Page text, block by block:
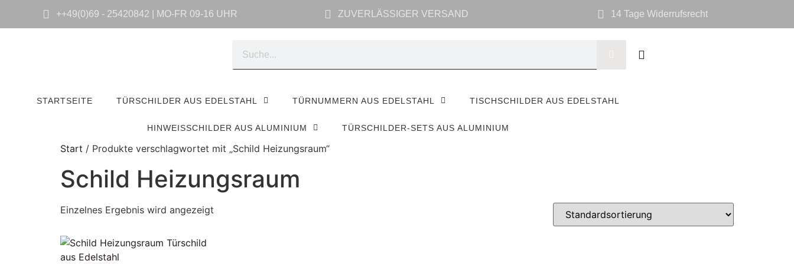
++49(0)69 - 25420842 | MO-FR 09-16 UHR ZUVERLÄSSIGER VERSAND 14 Tage Widerrufsrecht
STARTSEITE TÜRSCHILDER AUS EDELSTAHL TÜRNUMMERN AUS EDELSTAHL TISCHSCHILDER AUS EDELSTAHL
HINWEISSCHILDER AUS ALUMINIUM TÜRSCHILDER-SETS AUS ALUMINIUM
Start / Produkte verschlagwortet mit „Schild Heizungsraum“
Schild Heizungsraum
Einzelnes Ergebnis wird angezeigt